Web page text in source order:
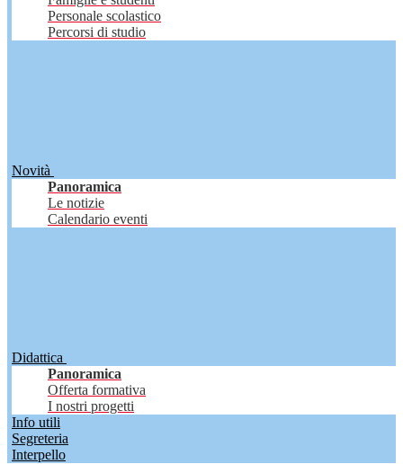
Personale scolastico
Percorsi di studio
Novità
Panoramica
Le notizie
Calendario eventi
Didattica
Panoramica
Offerta formativa
I nostri progetti
Info utili
Segreteria
Interpello